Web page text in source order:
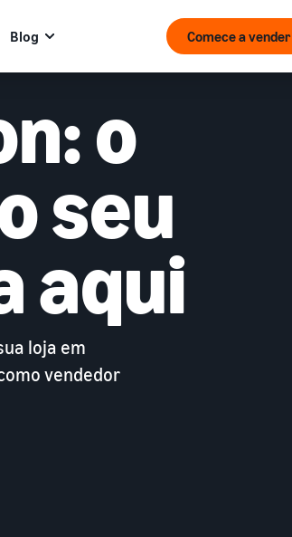
Blog Comece a vender
o
seu
aqui
loja em
vendedor